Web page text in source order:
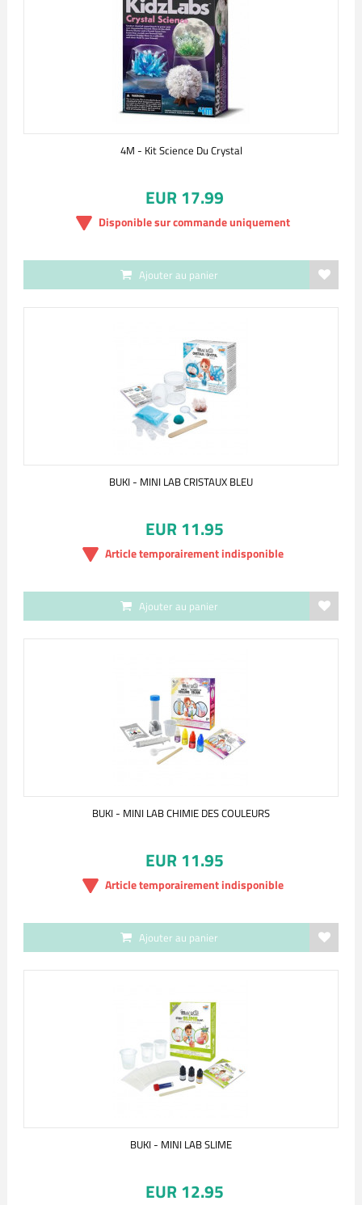
4M - Kit Science Du Crystal
EUR 17.99
Disponible sur commande uniquement
Ajouter au panier
BUKI - MINI LAB CRISTAUX BLEU
EUR 11.95
Article temporairement indisponible
Ajouter au panier
BUKI - MINI LAB CHIMIE DES COULEURS
EUR 11.95
Article temporairement indisponible
Ajouter au panier
BUKI - MINI LAB SLIME
EUR 12.95